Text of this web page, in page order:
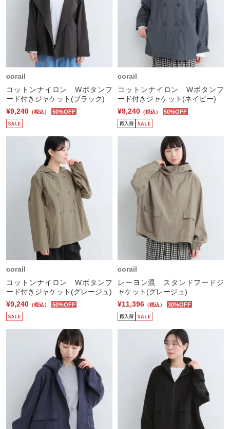
corail
コットンナイロン Wボタンフ
ード付きジャケット(ブラック)
¥9,240 （税込） 50%OFF
corail
コットンナイロン Wボタンフ
ード付きジャケット(ネイビー)
¥9,240 （税込） 50%OFF
corail
コットンナイロン Wボタンフ
ード付きジャケット(グレージュ)
¥9,240 （税込） 50%OFF
corail
レーヨン混 スタンドフードジ
ャケット(グレージュ)
¥11,396 （税込） 30%OFF